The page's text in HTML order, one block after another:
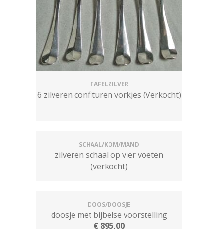
TAFELZILVER
6 zilveren confituren vorkjes (Verkocht)
SCHAAL/KOM/MAND
zilveren schaal op vier voeten
(verkocht)
DOOS/DOOSJE
doosje met bijbelse voorstelling
€ 895,00